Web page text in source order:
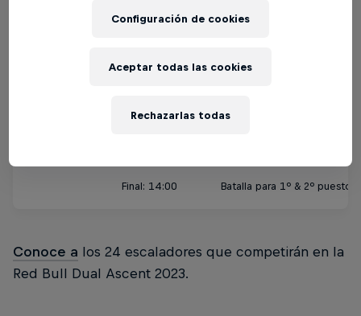
Slot 6: 15:30-17:00
Final: 14:00 Batalla para 1º & 2º puesto
Conoce a los 24 escaladores que competirán en la
Red Bull Dual Ascent 2023.
Configuración de cookies
Rechazarlas todas
Aceptar todas las cookies